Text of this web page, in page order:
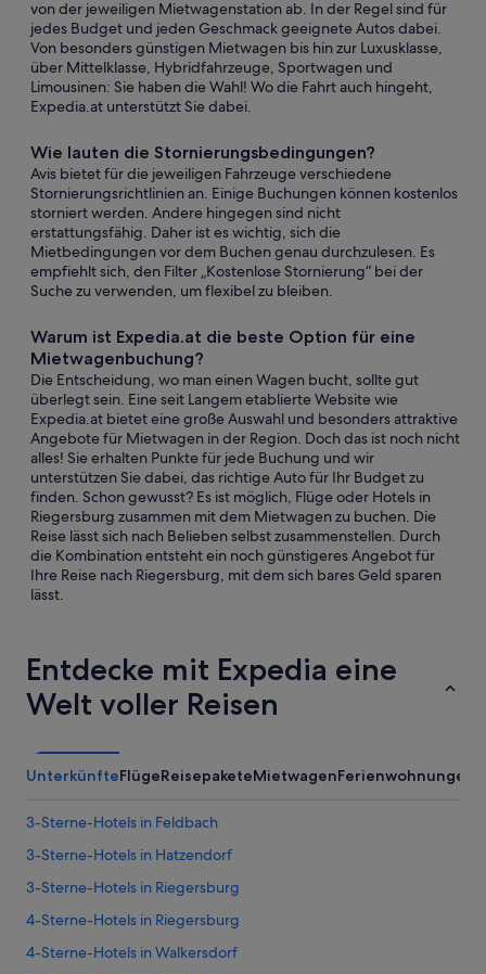
von der jeweiligen Mietwagenstation ab. In der Regel sind für
jedes Budget und jeden Geschmack geeignete Autos dabei.
Von besonders günstigen Mietwagen bis hin zur Luxusklasse,
über Mittelklasse, Hybridfahrzeuge, Sportwagen und
Limousinen: Sie haben die Wahl! Wo die Fahrt auch hingeht,
Expedia.at unterstützt Sie dabei.
Wie lauten die Stornierungsbedingungen?
Avis bietet für die jeweiligen Fahrzeuge verschiedene
Stornierungsrichtlinien an. Einige Buchungen können kostenlos
storniert werden. Andere hingegen sind nicht
erstattungsfähig. Daher ist es wichtig, sich die
Mietbedingungen vor dem Buchen genau durchzulesen. Es
empfiehlt sich, den Filter „Kostenlose Stornierung“ bei der
Suche zu verwenden, um flexibel zu bleiben.
Warum ist Expedia.at die beste Option für eine
Mietwagenbuchung?
Die Entscheidung, wo man einen Wagen bucht, sollte gut
überlegt sein. Eine seit Langem etablierte Website wie
Expedia.at bietet eine große Auswahl und besonders attraktive
Angebote für Mietwagen in der Region. Doch das ist noch nicht
alles! Sie erhalten Punkte für jede Buchung und wir
unterstützen Sie dabei, das richtige Auto für Ihr Budget zu
finden. Schon gewusst? Es ist möglich, Flüge oder Hotels in
Riegersburg zusammen mit dem Mietwagen zu buchen. Die
Reise lässt sich nach Belieben selbst zusammenstellen. Durch
die Kombination entsteht ein noch günstigeres Angebot für
Ihre Reise nach Riegersburg, mit dem sich bares Geld sparen
lässt.
Entdecke mit Expedia eine
Welt voller Reisen
UnterkünfteFlügeReisepaketeMietwagenFerienwohnungen
3-Sterne-Hotels in Feldbach
3-Sterne-Hotels in Hatzendorf
3-Sterne-Hotels in Riegersburg
4-Sterne-Hotels in Riegersburg
4-Sterne-Hotels in Walkersdorf